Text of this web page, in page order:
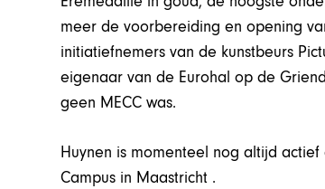
meer de voorbereiding en opening
initiatiefnemers van de kunstbeurs
eigenaar van de Eurohal op de
geen MECC was.
Huynen is momenteel nog altijd
Campus in Maastricht .